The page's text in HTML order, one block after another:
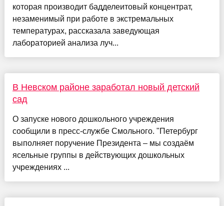
которая производит бадделеитовый концентрат,
незаменимый при работе в экстремальных
температурах, рассказала заведующая
лабораторией анализа луч...
В Невском районе заработал новый детский
сад
О запуске нового дошкольного учреждения
сообщили в пресс-службе Смольного. "Петербург
выполняет поручение Президента – мы создаём
ясельные группы в действующих дошкольных
учреждениях ...